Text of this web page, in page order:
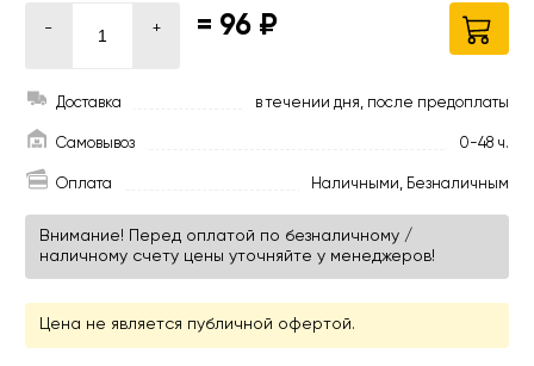
- + = 96 ₽
Доставка в течении дня, после предоплаты
Самовывоз 0-48 ч.
Оплата Наличными, Безналичным
Внимание! Перед оплатой по безналичному /
наличному счету цены уточняйте у менеджеров!
Цена не является публичной офертой.